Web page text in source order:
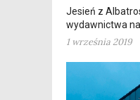
Jesień z
wydawnictwa
1 września 2019